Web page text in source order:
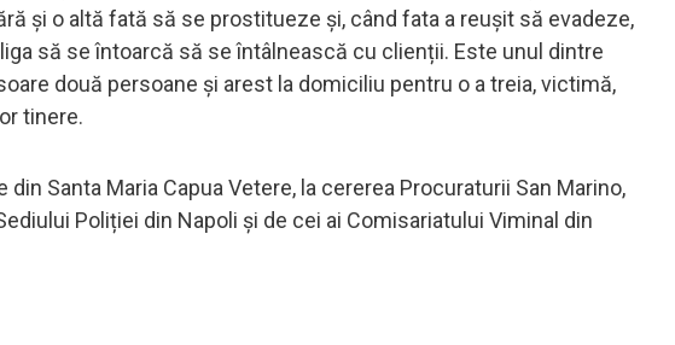
și o altă fată să se prostitueze și, când fata a reușit să evadeze,
să se întoarcă să se întâlnească cu clienții. Este unul dintre
două persoane și arest la domiciliu pentru o a treia, victimă,
tinere.
Santa Maria Capua Vetere, la cererea Procuraturii San Marino,
Poliției din Napoli și de cei ai Comisariatului Viminal din